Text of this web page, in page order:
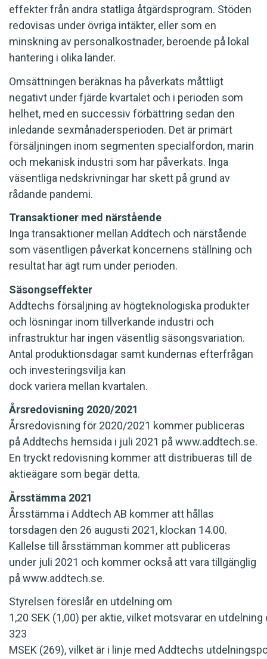
effekter från andra statliga åtgärdsprogram. Stöden
redovisas under övriga intäkter, eller som en
minskning av personalkostnader, beroende på lokal
hantering i olika länder.
Omsättningen beräknas ha påverkats måttligt
negativt under fjärde kvartalet och i perioden som
helhet, med en successiv förbättring sedan den
inledande sexmånadersperioden. Det är primärt
försäljningen inom segmenten specialfordon, marin
och mekanisk industri som har påverkats. Inga
väsentliga nedskrivningar har skett på grund av
rådande pandemi.
Transaktioner med närstående
Inga transaktioner mellan Addtech och närstående
som väsentligen påverkat koncernens ställning och
resultat har ägt rum under perioden.
Säsongseffekter
Addtechs försäljning av högteknologiska produkter
och lösningar inom tillverkande industri och
infrastruktur har ingen väsentlig säsongsvariation.
Antal produktionsdagar samt kundernas efterfrågan
och investeringsvilja kan
dock variera mellan kvartalen.
Årsredovisning 2020/2021
Årsredovisning för 2020/2021 kommer publiceras
på Addtechs hemsida i juli 2021 på www.addtech.se.
En tryckt redovisning kommer att distribueras till de
aktieägare som begär detta.
Årsstämma 2021
Årsstämma i Addtech AB kommer att hållas
torsdagen den 26 augusti 2021, klockan 14.00.
Kallelse till årsstämman kommer att publiceras
under juli 2021 och kommer också att vara tillgänglig
på www.addtech.se.
Styrelsen föreslår en utdelning om
1,20 SEK (1,00) per aktie, vilket motsvarar en utdelning
323
MSEK (269), vilket är i linje med Addtechs